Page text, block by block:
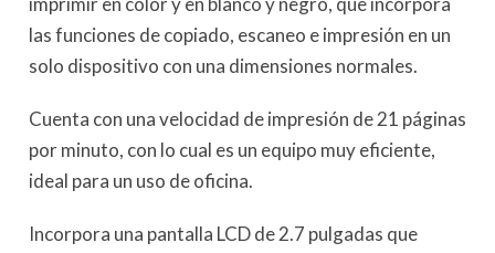
las funciones de copiado, escaneo e impresión en un
solo dispositivo con una dimensiones normales.
Cuenta con una velocidad de impresión de 21 páginas
por minuto, con lo cual es un equipo muy eficiente,
ideal para un uso de oficina.
Incorpora una pantalla LCD de 2.7 pulgadas que